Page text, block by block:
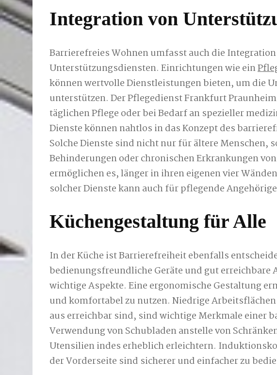
Integration von
Barrierefreies Wohnen umfasst auch die
Unterstützungsdiensten. Einrichtungen wie ein
können wertvolle Dienstleistungen bieten, um die
unterstützen. Der Pflegedienst Frankfurt
täglichen Pflege oder bei Bedarf an spezieller
Dienste können nahtlos in das Konzept des
Solche Dienste sind nicht nur für ältere Menschen,
Behinderungen oder chronischen Erkrankungen
ermöglichen es, länger in ihren eigenen vier
solcher Dienste kann auch für pflegende
Küchengestaltung für Alle
In der Küche ist Barrierefreiheit ebenfalls
bedienungsfreundliche Geräte und gut
wichtige Aspekte. Eine ergonomische Gestaltung
und komfortabel zu nutzen. Niedrige
aus erreichbar sind, sind wichtige Merkmale einer
Verwendung von Schubladen anstelle von
Utensilien indes erheblich erleichtern.
der Vorderseite sind sicherer und einfacher zu